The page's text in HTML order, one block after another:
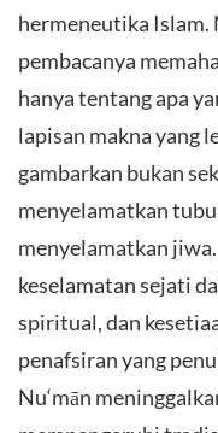
hermeneutika Islam.
pembacanya
hanya tentang apa
lapisan makna yang
gambarkan bukan
menyelamatkan
menyelamatkan
keselamatan sejati
spiritual, dan
penafsiran yang
Nu‘mān